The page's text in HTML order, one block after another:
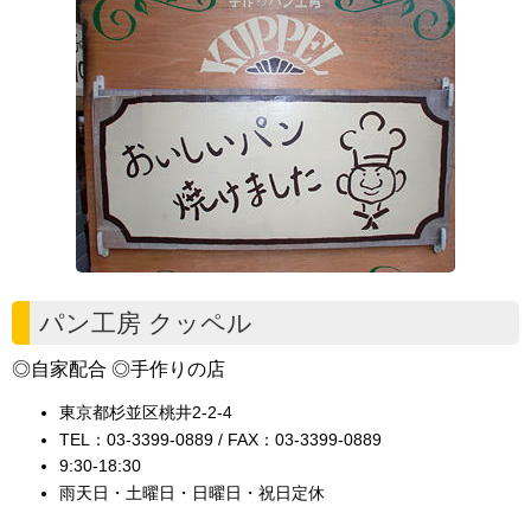
パン工房 クッペル
◎自家配合 ◎手作りの店
東京都杉並区桃井2-2-4
TEL：03-3399-0889 / FAX：03-3399-0889
9:30-18:30
雨天日・土曜日・日曜日・祝日定休